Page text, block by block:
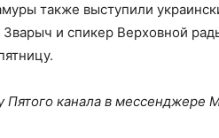
также выступили
и спикер Верховной
канала в мессенджере